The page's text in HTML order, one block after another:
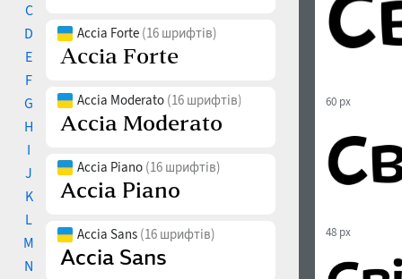
C
D
E
F
G
H
I
J
K
L
M
N
Accia Forte (16 шрифтів)
Accia Moderato (16 шрифтів)
Accia Piano (16 шрифтів)
Accia Sans (16 шрифтів)
60 px
48 px